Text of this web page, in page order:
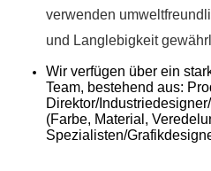
verwenden
und Langlebigkeit
Wir verfügen über ein
Team, bestehend aus:
Direktor/
(Farbe, Material,
Spezialisten/